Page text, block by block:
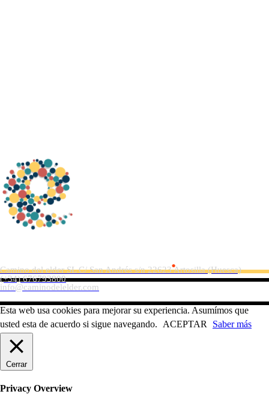
El Camino del Elder .
Camino del elder SL C/ San Andrés s/n 22623 Artosilla (Huesca)
(+34) 676793800
info@caminodelelder.com
Esta web usa cookies para mejorar su experiencia. Asumímos que
usted esta de acuerdo si sigue navegando.
ACEPTAR Saber más
Cerrar
Privacy Overview